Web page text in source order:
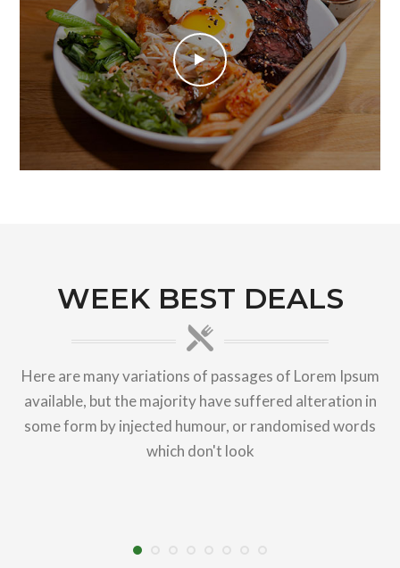
WEEK BEST DEALS
Here are many variations of passages of Lorem Ipsum
available, but the majority have suffered alteration in
some form by injected humour, or randomised words
which don't look